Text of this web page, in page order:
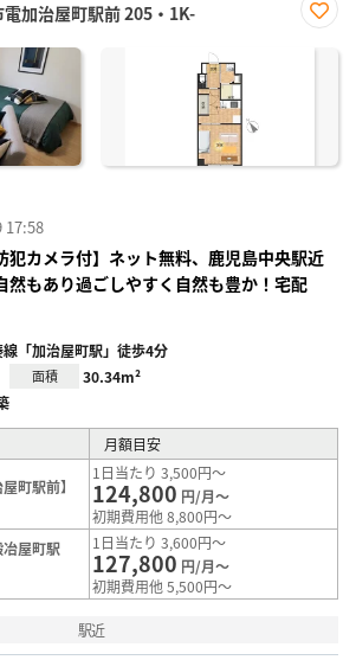
加治屋町駅前 205・1K-
に入
17:58
犯カメラ付】ネット無料、鹿児島中央駅近
もあり過ごしやすく自然も豊か！宅配
「加治屋町駅」徒歩4分
面積 30.34m²
月額目安
町駅前】
1日当たり 3,500円～
124,800 円/月～
初期費用他 8,800円～
屋町駅
1日当たり 3,600円～
127,800 円/月～
初期費用他 5,500円～
駅近